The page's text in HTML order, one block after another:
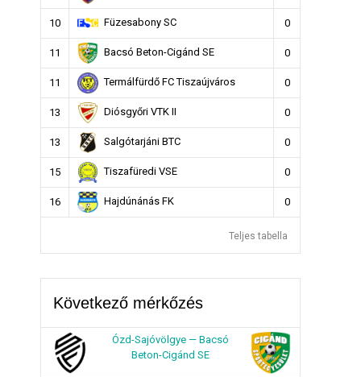
10 Füzesabony SC 0
11 Bacsó Beton-Cigánd SE 0
11 Termálfürdő FC Tiszaújváros 0
13 Diósgyőri VTK II 0
13 Salgótarjáni BTC 0
15 Tiszafüredi VSE 0
16 Hajdúnánás FK 0
Teljes tabella
Következő mérkőzés
Ózd-Sajóvölgye — Bacsó
Beton-Cigánd SE